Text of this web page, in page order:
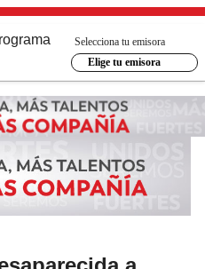
Selecciona tu emisora
Elige tu emisora